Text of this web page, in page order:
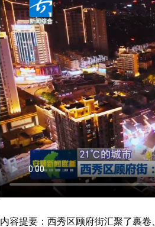
内容提要：西秀区顾府街汇聚了裹